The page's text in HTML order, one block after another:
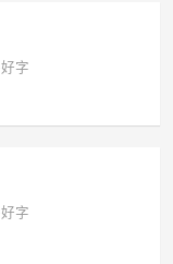
字
字